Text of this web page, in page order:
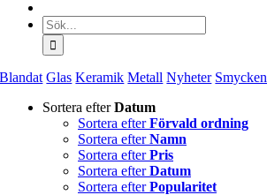
Sök
efter:
Blandat Glas Keramik Metall Nyheter Smycken
Sortera efterDatum
Sortera efterFörvald ordning
Sortera efterNamn
Sortera efterPris
Sortera efterDatum
Sortera efterPopularitet